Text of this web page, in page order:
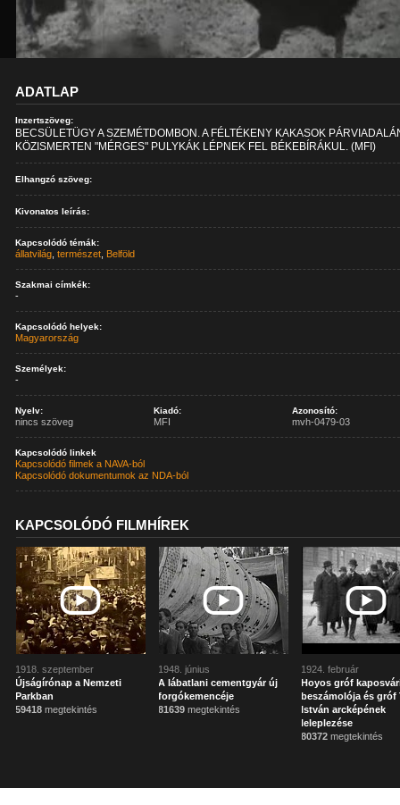
ADATLAP
Inzertszöveg:
BECSÜLETÜGY A SZEMÉTDOMBON. A FÉLTÉKENY KAKASOK
KÖZISMERTEN "MÉRGES" PULYKÁK LÉPNEK FEL BÉKEBÍRÁKUL. (MFI)
Elhangzó szöveg:
Kivonatos leírás:
Kapcsolódó témák:
állatvilág ,természet Belföld
Szakmai címkék:
-
Kapcsolódó helyek:
Magyarország
Személyek:
-
Nyelv:
nincs szöveg
Kiadó:
MFI
Azonosító:
mvh-0479-03
Kapcsolódó linkek
Kapcsolódó filmek a NAVA-ból
Kapcsolódó dokumentumok az NDA-ból
KAPCSOLÓDÓ FILMHÍREK
1918. szeptember
Újságírónap a Nemzeti
Parkban
59418 megtekintés
1948. június
A lábatlani cementgyár új
forgókemencéje
81639 megtekintés
1924. február
Hoyos gróf
beszámolója és gróf
István arcképének
leleplezése
80372 megtekintés